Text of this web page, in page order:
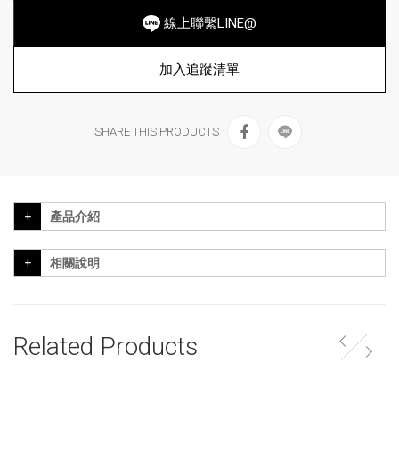
線上聯繫LINE@
加入追蹤清單
SHARE THIS PRODUCTS
產品介紹
相關說明
Related Products